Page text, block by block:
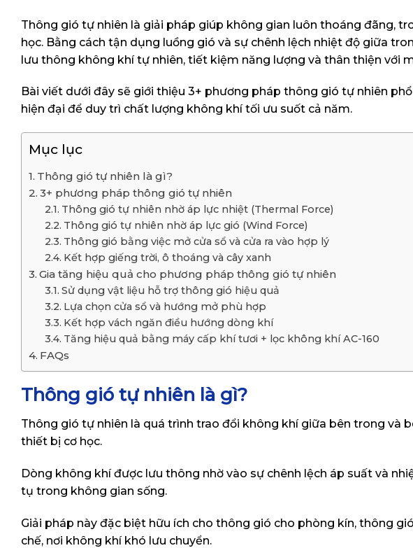
Thông gió tự nhiên là giải pháp giúp không gian luôn thoáng đãng,
học. Bằng cách tận dụng luồng gió và sự chênh lệch nhiệt độ giữa
lưu thông không khí tự nhiên, tiết kiệm năng lượng và thân thiện với
Bài viết dưới đây sẽ giới thiệu 3+ phương pháp thông gió tự nhiên
hiện đại để duy trì chất lượng không khí tối ưu suốt cả năm.
Mục lục
Thông gió tự nhiên là gì?
3+ phương pháp thông gió tự nhiên
Thông gió tự nhiên nhờ áp lực nhiệt (Thermal Force)
Thông gió tự nhiên nhờ áp lực gió (Wind Force)
Thông gió bằng việc mở cửa sổ và cửa ra vào hợp lý
Kết hợp giếng trời, ô thoáng và cây xanh
Gia tăng hiệu quả cho phương pháp thông gió tự nhiên
Sử dụng vật liệu hỗ trợ thông gió hiệu quả
Lựa chọn cửa sổ và hướng mở phù hợp
Kết hợp vách ngăn điều hướng dòng khí
Tăng hiệu quả bằng máy cấp khí tươi + lọc không khí AC-160
FAQs
Thông gió tự nhiên là gì?
Thông gió tự nhiên là quá trình trao đổi không khí giữa bên trong và
thiết bị cơ học.
Dòng không khí được lưu thông nhờ vào sự chênh lệch áp suất và
tụ trong không gian sống.
Giải pháp này đặc biệt hữu ích cho thông gió cho phòng kín, thông
chế, nơi không khí khó lưu chuyển.